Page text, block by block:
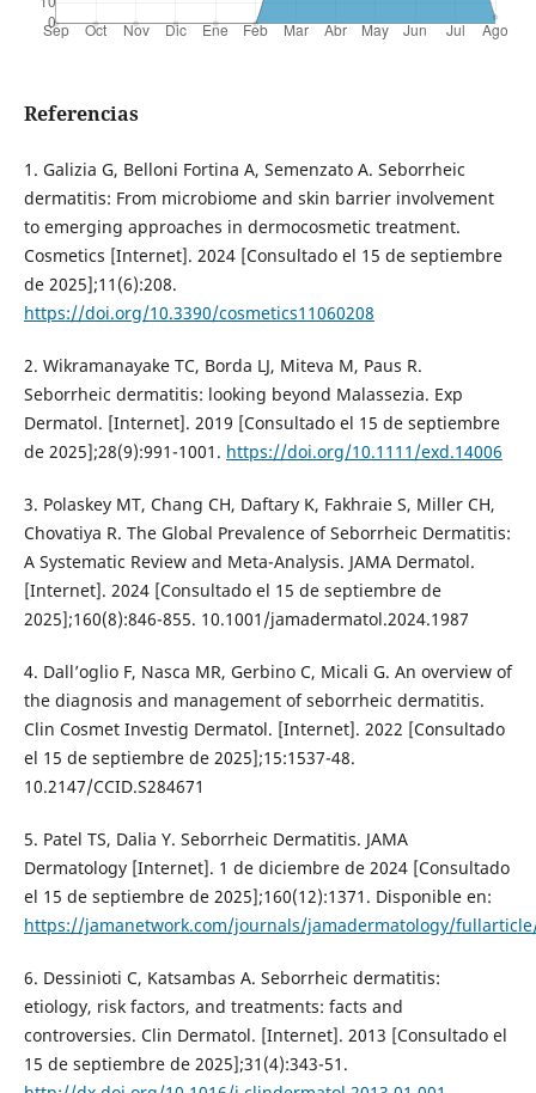
Referencias
1. Galizia G, Belloni Fortina A, Semenzato A. Seborrheic
dermatitis: From microbiome and skin barrier involvement
to emerging approaches in dermocosmetic treatment.
Cosmetics [Internet]. 2024 [Consultado el 15 de septiembre
de 2025];11(6):208.
https://doi.org/10.3390/cosmetics11060208
2. Wikramanayake TC, Borda LJ, Miteva M, Paus R.
Seborrheic dermatitis: looking beyond Malassezia. Exp
Dermatol. [Internet]. 2019 [Consultado el 15 de septiembre
de 2025];28(9):991-1001. https://doi.org/10.1111/exd.14006
3. Polaskey MT, Chang CH, Daftary K, Fakhraie S, Miller CH,
Chovatiya R. The Global Prevalence of Seborrheic Dermatitis:
A Systematic Review and Meta-Analysis. JAMA Dermatol.
[Internet]. 2024 [Consultado el 15 de septiembre de
2025];160(8):846-855. 10.1001/jamadermatol.2024.1987
4. Dall’oglio F, Nasca MR, Gerbino C, Micali G. An overview of
the diagnosis and management of seborrheic dermatitis.
Clin Cosmet Investig Dermatol. [Internet]. 2022 [Consultado
el 15 de septiembre de 2025];15:1537-48.
10.2147/CCID.S284671
5. Patel TS, Dalia Y. Seborrheic Dermatitis. JAMA
Dermatology [Internet]. 1 de diciembre de 2024 [Consultado
el 15 de septiembre de 2025];160(12):1371. Disponible en:
https://jamanetwork.com/journals/jamadermatology/
6. Dessinioti C, Katsambas A. Seborrheic dermatitis:
etiology, risk factors, and treatments: facts and
controversies. Clin Dermatol. [Internet]. 2013 [Consultado el
15 de septiembre de 2025];31(4):343-51.